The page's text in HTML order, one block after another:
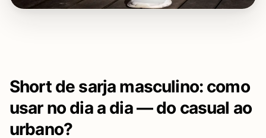
Short de sarja masculino: como
usar no dia a dia — do casual ao
urbano?